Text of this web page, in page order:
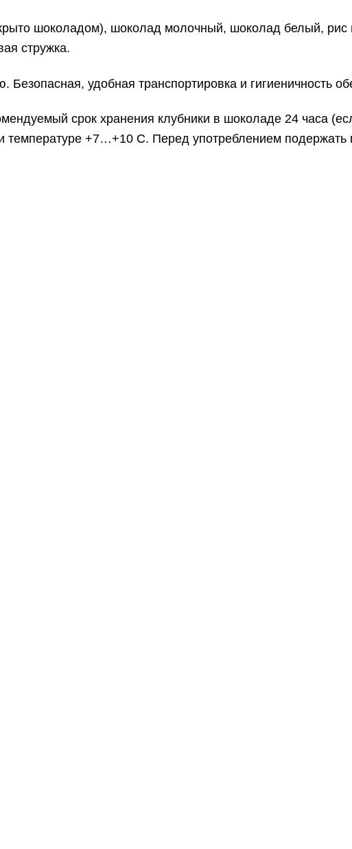
шоколадом), шоколад молочный, шоколад белый,
стружка.
удобная транспортировка и гигиеничность
срок хранения клубники в шоколаде 24 часа
температуре +7…+10 C. Перед употреблением подержать